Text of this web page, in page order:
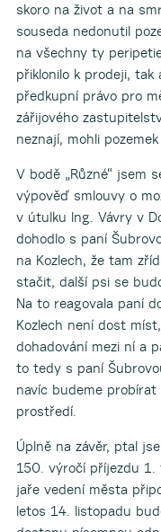
skoro na život a na
souseda nedonutil
na všechny ty
přiklonilo k prodeji,
předkupní právo pro
zářijového
neznají, mohli
V bodě „Různé“ jsem
výpověď smlouvy o
v útulku Ing. Vávry v
dohodlo s paní
na Kozlech, že tam
stačit, další psi se
Na to reagovala paní
Kozlech není dost
dohadování mezi ní a
to tedy s paní
navíc budeme
prostředí.
Úplně na závěr, ptal
150. výročí příjezdu 1.
jaře vedení města
letos 14. listopadu